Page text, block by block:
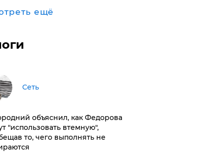
ещё
Сеть
объяснил, как Федорова
"использовать втемную",
то, чего выполнять не